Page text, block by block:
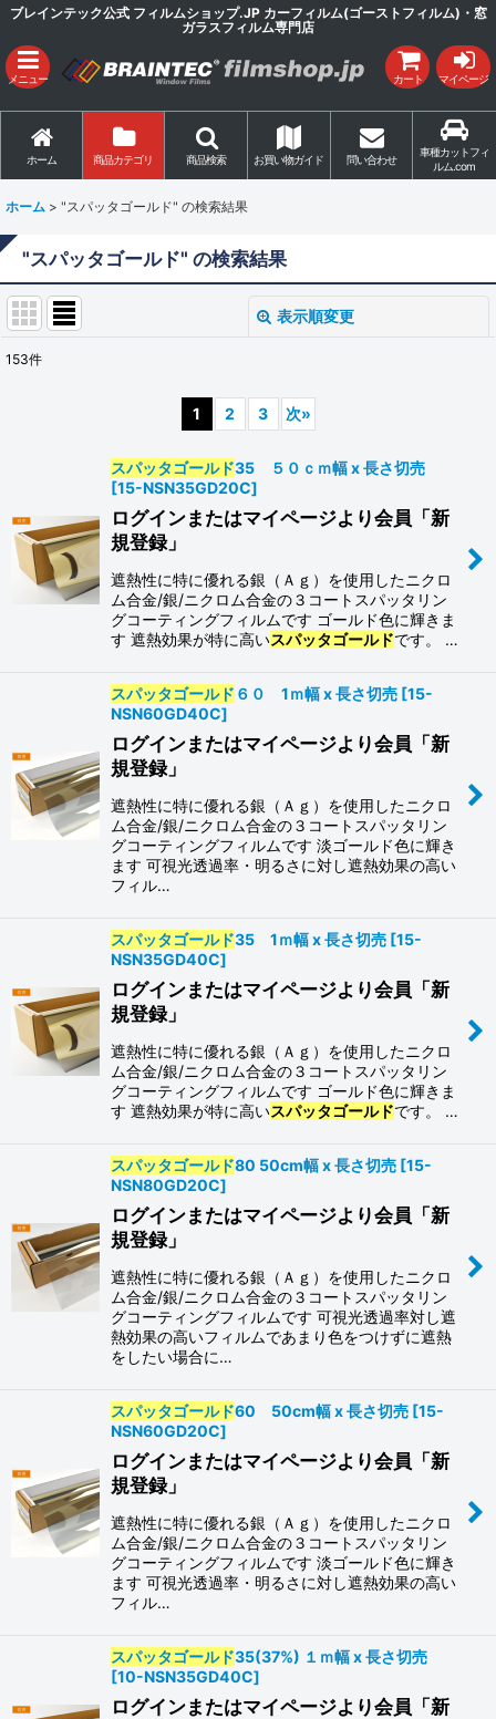
ブレインテック公式 フィルムショップ.JP カーフィルム(ゴーストフィルム)・窓
ガラスフィルム専門店
メニュー カート マイページ
ホーム 商品カテゴリ 商品検索 お買い物ガイド 問い合わせ
車種カットフィ
ルム.com
ホーム > "スパッタゴールド" の検索結果
"スパッタゴールド" の検索結果
表示順変更
カテゴリ:
フィルム タイプ:
絞り込む
153件
1 2 3 次»
スパッタゴールド35 ５０ｃｍ幅 x 長さ切売
[15-NSN35GD20C]
ログインまたはマイページより会員「新
規登録」
遮熱性に特に優れる銀（Ａｇ）を使用したニクロ
ム合金/銀/ニクロム合金の３コートスパッタリン
グコーティングフィルムです ゴールド色に輝きま
す 遮熱効果が特に高いスパッタゴールドです。 …
スパッタゴールド ６０ 1ｍ幅 x 長さ切売 [15-
NSN60GD40C]
ログインまたはマイページより会員「新
規登録」
遮熱性に特に優れる銀（Ａｇ）を使用したニクロ
ム合金/銀/ニクロム合金の３コートスパッタリン
グコーティングフィルムです 淡ゴールド色に輝き
ます 可視光透過率・明るさに対し遮熱効果の高い
フィル…
スパッタゴールド35 1ｍ幅 x 長さ切売 [15-
NSN35GD40C]
ログインまたはマイページより会員「新
規登録」
遮熱性に特に優れる銀（Ａｇ）を使用したニクロ
ム合金/銀/ニクロム合金の３コートスパッタリン
グコーティングフィルムです ゴールド色に輝きま
す 遮熱効果が特に高いスパッタゴールドです。 …
スパッタゴールド80 50cm幅 x 長さ切売 [15-
NSN80GD20C]
ログインまたはマイページより会員「新
規登録」
遮熱性に特に優れる銀（Ａｇ）を使用したニクロ
ム合金/銀/ニクロム合金の３コートスパッタリン
グコーティングフィルムです 可視光透過率対し遮
熱効果の高いフィルムであまり色をつけずに遮熱
をしたい場合に…
スパッタゴールド60 50cm幅 x 長さ切売 [15-
NSN60GD20C]
ログインまたはマイページより会員「新
規登録」
遮熱性に特に優れる銀（Ａｇ）を使用したニクロ
ム合金/銀/ニクロム合金の３コートスパッタリン
グコーティングフィルムです 淡ゴールド色に輝き
ます 可視光透過率・明るさに対し遮熱効果の高い
フィル…
スパッタゴールド35(37%) １ｍ幅 x 長さ切売
[10-NSN35GD40C]
ログインまたはマイページより会員「新